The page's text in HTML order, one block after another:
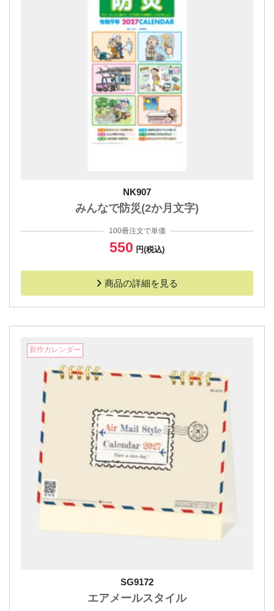
NK907
みんなで防災(2か月文字)
100冊注文で単価
550 円(税込)
商品の詳細を見る
新作カレンダー
SG9172
エアメールスタイル